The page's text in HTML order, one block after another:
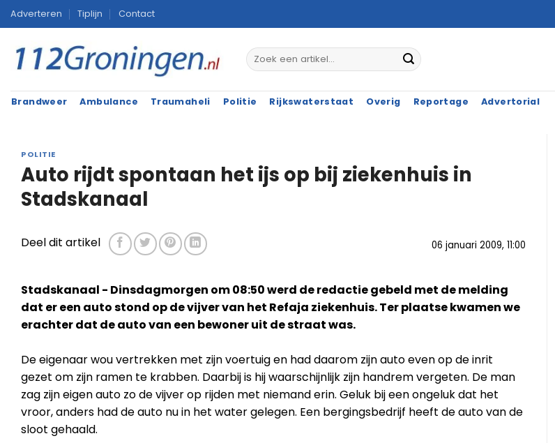
Ga
naar
inhoud
Adverteren Tiplijn Contact
Brandweer Ambulance Traumaheli Politie Rijkswaterstaat Overig Reportage Advertorial
POLITIE
Auto rijdt spontaan het ijs op bij ziekenhuis in
Stadskanaal
06 januari 2009, 11:00
Deel dit artikel
Stadskanaal - Dinsdagmorgen om 08:50 werd de redactie gebeld met de melding
dat er een auto stond op de vijver van het Refaja ziekenhuis. Ter plaatse kwamen we
erachter dat de auto van een bewoner uit de straat was.
De eigenaar wou vertrekken met zijn voertuig en had daarom zijn auto even op de inrit
gezet om zijn ramen te krabben. Daarbij is hij waarschijnlijk zijn handrem vergeten. De man
zag zijn eigen auto zo de vijver op rijden met niemand erin. Geluk bij een ongeluk dat het
vroor, anders had de auto nu in het water gelegen. Een bergingsbedrijf heeft de auto van de
sloot gehaald.